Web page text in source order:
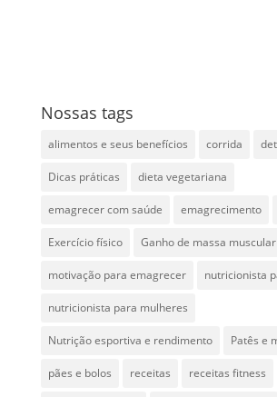
Nossas tags
alimentos e seus benefícios corrida
Dicas práticas dieta vegetariana
emagrecer com saúde emagrecimento
Exercício físico Ganho de massa muscular
motivação para emagrecer nutricionista
nutricionista para mulheres
Nutrição esportiva e rendimento Patês e
pães e bolos receitas receitas fitness